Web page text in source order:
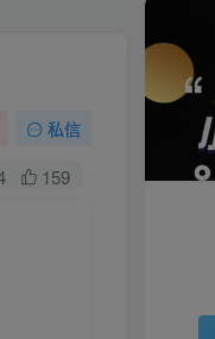
私信
159